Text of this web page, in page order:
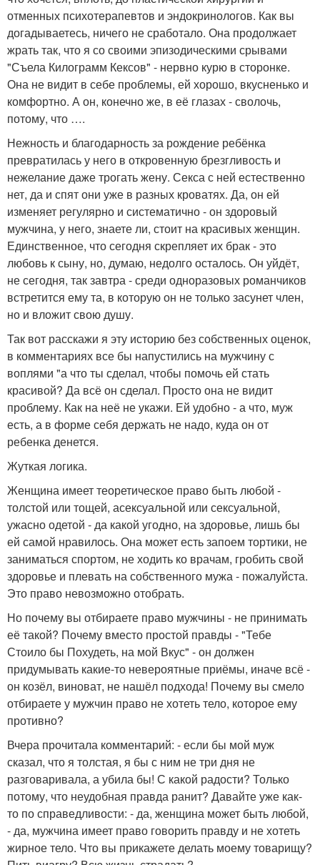
отменных психотерапевтов и эндокринологов. Как вы
догадываетесь, ничего не сработало. Она продолжает
жрать так, что я со своими эпизодическими срывами
"Съела Килограмм Кексов" - нервно курю в сторонке.
Она не видит в себе проблемы, ей хорошо, вкусненько и
комфортно. А он, конечно же, в её глазах - сволочь,
потому, что ….
Нежность и благодарность за рождение ребёнка
превратилась у него в откровенную брезгливость и
нежелание даже трогать жену. Секса с ней естественно
нет, да и спят они уже в разных кроватях. Да, он ей
изменяет регулярно и систематично - он здоровый
мужчина, у него, знаете ли, стоит на красивых женщин.
Единственное, что сегодня скрепляет их брак - это
любовь к сыну, но, думаю, недолго осталось. Он уйдёт,
не сегодня, так завтра - среди одноразовых романчиков
встретится ему та, в которую он не только засунет член,
но и вложит свою душу.
Так вот расскажи я эту историю без собственных оценок,
в комментариях все бы напустились на мужчину с
воплями "а что ты сделал, чтобы помочь ей стать
красивой? Да всё он сделал. Просто она не видит
проблему. Как на неё не укажи. Ей удобно - а что, муж
есть, а в форме себя держать не надо, куда он от
ребенка денется.
Жуткая логика.
Женщина имеет теоретическое право быть любой -
толстой или тощей, асексуальной или сексуальной,
ужасно одетой - да какой угодно, на здоровье, лишь бы
ей самой нравилось. Она может есть запоем тортики, не
заниматься спортом, не ходить ко врачам, гробить свой
здоровье и плевать на собственного мужа - пожалуйста.
Это право невозможно отобрать.
Но почему вы отбираете право мужчины - не принимать
её такой? Почему вместо простой правды - "Тебе
Стоило бы Похудеть, на мой Вкус" - он должен
придумывать какие-то невероятные приёмы, иначе всё -
он козёл, виноват, не нашёл подхода! Почему вы смело
отбираете у мужчин право не хотеть тело, которое ему
противно?
Вчера прочитала комментарий: - если бы мой муж
сказал, что я толстая, я бы с ним не три дня не
разговаривала, а убила бы! С какой радости? Только
потому, что неудобная правда ранит? Давайте уже как-
то по справедливости: - да, женщина может быть любой,
- да, мужчина имеет право говорить правду и не хотеть
жирное тело. Что вы прикажете делать моему товарищу?